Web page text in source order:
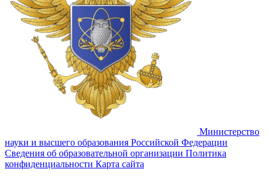
Министерство
науки и высшего образования Российской Федерации
Сведения об образовательной организации Политика
конфиденциальности Карта сайта